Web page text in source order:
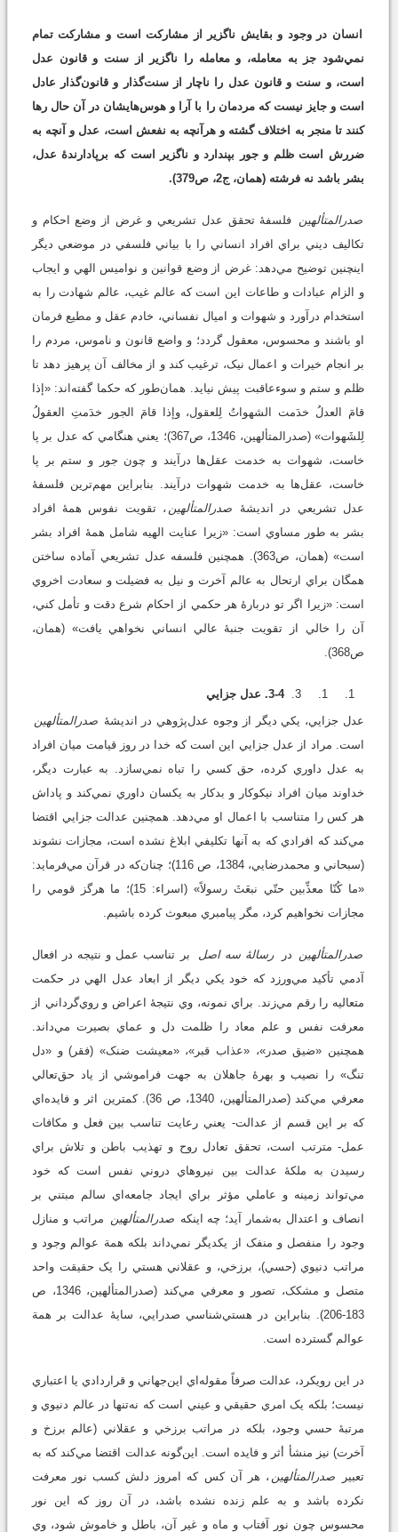
انسان در وجود و بقايش ناگزير از مشارکت است و مشارکت تمام
نمي‌شود جز به معامله، و معامله را ناگزير از سنت و قانون عدل
است، و سنت و قانون عدل را ناچار از سنت‌گذار و قانون‌گذار عادل
است و جايز نيست که مردمان را با آرا و هوس‌هايشان در آن حال رها
کنند تا منجر به اختلاف گشته و هرآنچه به نفعش است، عدل و آنچه به
ضررش است ظلم و جور بپندارد و ناگزير است که برپادارندۀ عدل،
بشر باشد نه فرشته (همان، ج2، ص379).
صدرالمتألهين فلسفۀ تحقق عدل تشريعي و غرض از وضع احکام و
تکاليف ديني براي افراد انساني را با بياني فلسفي در موضعي ديگر
اين­چنين توضيح مي‌دهد: غرض از وضع قوانين و نواميس الهي و ايجاب
و الزام عبادات و طاعات اين است که عالم غيب، عالم شهادت را به
استخدام درآورد و شهوات و اميال نفساني، خادم عقل و مطيع فرمان
او باشند و محسوس، معقول گردد؛ و واضع قانون و ناموس، مردم را
بر انجام خيرات و اعمال نيک، ترغيب کند و از مخالف آن پرهيز دهد تا
ظلم و ستم و سوءعاقبت پيش نيايد. همان‌طور که حکما گفته‌اند: «إذا
قامَ العدلُ خدَمت الشهواتُ لِلعقول، وإذا قامَ الجور خدَمتِ العقولُ
لِلشَهوات» (صدرالمتألهين، 1346، ص367)؛ يعني هنگامي که عدل بر پا
خاست، شهوات به خدمت عقل‌ها درآيند و چون جور و ستم بر پا
خاست، عقل‌ها به خدمت شهوات درآيند. بنابراين مهم‌ترين فلسفۀ
عدل تشريعي در انديشۀ
صدرالمتألهين ، تقويت نفوس همۀ افراد
بشر به طور مساوي است: «زيرا عنايت الهيه شامل همۀ افراد بشر
است» (همان، ص363). همچنين فلسفه عدل تشريعي آماده ساختن
همگان براي ارتحال به عالم آخرت و نيل به فضيلت و سعادت اخروي
است: «زيرا اگر تو دربارۀ هر حکمي از احکام شرع دقت و تأمل کني،
آن را خالي از تقويت جنبۀ عالي انساني نخواهي يافت» (همان،
ص368).
3-4. عدل جزايي
عدل جزايي، يکي ديگر از وجوه عدل‌پژوهي در انديشۀ صدرالمتألهين
است. مراد از عدل جزايي اين است که خدا در روز قيامت ميان افراد
به عدل داوري کرده، حق کسي را تباه نمي‌سازد. به عبارت ديگر،
خداوند ميان افراد نيکوکار و بدکار به يکسان داوري نمي‌کند و پاداش
هر کس را متناسب با اعمال او مي‌دهد. همچنين عدالت جزايي اقتضا
مي‌کند که افرادي که به آنها تکليفي ابلاغ نشده است، مجازات نشوند
(سبحاني و محمدرضايي، 1384، ص 116)؛ چنان‌که در قرآن مي‌فرمايد:
«ما کُنّا معذِّبين حتّي نبعَثَ رسولاً» (اسراء: 15)؛ ما هرگز قومي را
مجازات نخواهيم کرد، مگر پيامبري مبعوث کرده باشيم.
صدرالمتألهين در رسالۀ سه اصل
بر تناسب عمل و نتيجه در افعال
آدمي تأکيد مي‌ورزد که خود يکي ديگر از ابعاد عدل الهي در حکمت
متعاليه را رقم مي‌زند. براي نمونه، وي نتيجۀ اعراض و روي‌گرداني از
معرفت نفس و علم معاد را ظلمت دل و عماي بصيرت مي‌داند.
همچنين «ضيق صدر»، «عذاب قبر»، «معيشت ضنک» (فقر) و «دل
تنگ» را نصيب و بهرۀ جاهلان به جهت فراموشي از ياد حق‌تعالي
معرفي مي‌کند (صدرالمتألهين، 1340، ص 36). کمترين اثر و فايده‌اي
که بر اين قسم از عدالت- يعني رعايت تناسب بين فعل و مکافات
عمل- مترتب است، تحقق تعادل روح و تهذيب باطن و تلاش براي
رسيدن به ملکۀ عدالت بين نيروهاي دروني نفس است که خود
مي‌تواند زمينه و عاملي مؤثر براي ايجاد جامعه‌اي سالم مبتني بر
انصاف و اعتدال به‌شمار آيد؛ چه اينکه صدرالمتألهين مراتب و منازل
وجود را منفصل و منفک از يکديگر نمي‌داند بلکه همة عوالم وجود و
مراتب دنيوي (حسي)، برزخي، و عقلاني هستي را يک حقيقت واحد
متصل و مشکک، تصور و معرفي مي‌کند (صدرالمتألهين، 1346، ص
183-206). بنابراين در هستي‌شناسي صدرايي، سايۀ عدالت بر همة
عوالم گسترده است.
در اين رويکرد، عدالت صرفاً مقوله‌اي اين‌جهاني و قراردادي يا اعتباري
نيست؛ بلکه يک امري حقيقي و عيني است که نه‌تنها در عالم دنيوي و
مرتبۀ حسي وجود، بلکه در مراتب برزخي و عقلاني (عالم برزخ و
آخرت) نيز منشأ أثر و فايده است. اين‌گونه عدالت اقتضا مي‌کند که به
تعبير
صدرالمتألهين ، هر آن کس که امروز دلش کسب نور معرفت
نکرده باشد و به علم زنده نشده باشد، در آن روز که اين نور
محسوس چون نور آفتاب و ماه و غير آن، باطل و خاموش شود، وي